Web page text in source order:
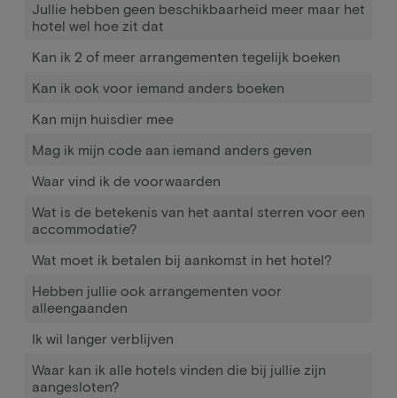
Jullie hebben geen beschikbaarheid meer maar het
hotel wel hoe zit dat
Kan ik 2 of meer arrangementen tegelijk boeken
Kan ik ook voor iemand anders boeken
Kan mijn huisdier mee
Mag ik mijn code aan iemand anders geven
Waar vind ik de voorwaarden
Wat is de betekenis van het aantal sterren voor een
accommodatie?
Wat moet ik betalen bij aankomst in het hotel?
Hebben jullie ook arrangementen voor
alleengaanden
Ik wil langer verblijven
Waar kan ik alle hotels vinden die bij jullie zijn
aangesloten?